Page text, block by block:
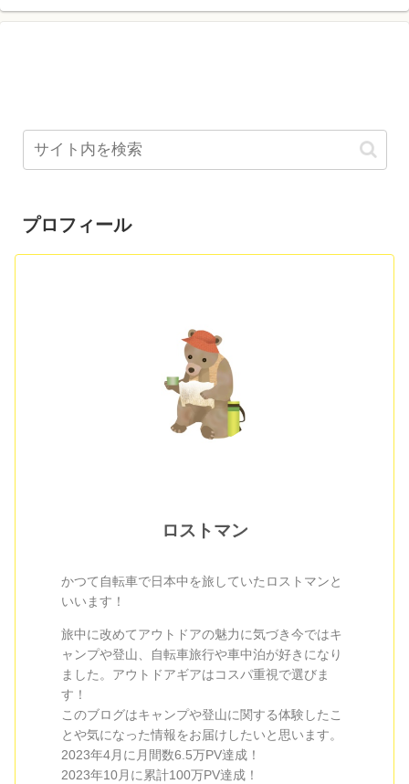
プロフィール
ロストマン
かつて自転車で日本中を旅していたロストマンと
いいます！
旅中に改めてアウトドアの魅力に気づき今ではキ
ャンプや登山、自転車旅行や車中泊が好きになり
ました。アウトドアギアはコスパ重視で選びま
す！
このブログはキャンプや登山に関する体験したこ
とや気になった情報をお届けしたいと思います。
2023年4月に月間数6.5万PV達成！
2023年10月に累計100万PV達成！